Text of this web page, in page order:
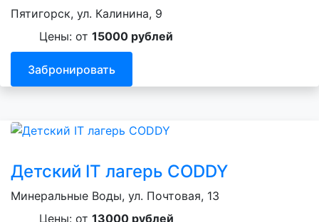
Пятигорск, ул. Калинина, 9
Цены: от 15000 рублей
Забронировать
Детский IT лагерь CODDY
Минеральные Воды, ул. Почтовая, 13
Цены: от 13000 рублей